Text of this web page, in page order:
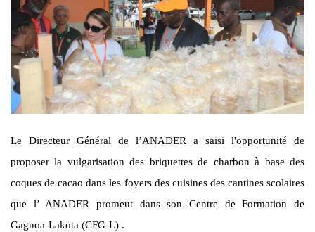
Le Directeur Général de l’ANADER a saisi l'opportunité de
proposer la vulgarisation des briquettes de charbon à base des
coques de cacao dans les foyers des cuisines des cantines scolaires
que l’ ANADER promeut dans son Centre de Formation de
Gagnoa-Lakota (CFG-L) .